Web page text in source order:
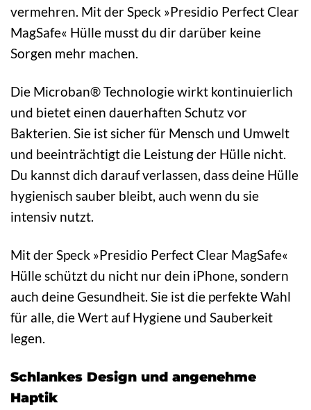
vermehren. Mit der Speck »Presidio Perfect Clear
MagSafe« Hülle musst du dir darüber keine
Sorgen mehr machen.
Die Microban® Technologie wirkt kontinuierlich
und bietet einen dauerhaften Schutz vor
Bakterien. Sie ist sicher für Mensch und Umwelt
und beeinträchtigt die Leistung der Hülle nicht.
Du kannst dich darauf verlassen, dass deine Hülle
hygienisch sauber bleibt, auch wenn du sie
intensiv nutzt.
Mit der Speck »Presidio Perfect Clear MagSafe«
Hülle schützt du nicht nur dein iPhone, sondern
auch deine Gesundheit. Sie ist die perfekte Wahl
für alle, die Wert auf Hygiene und Sauberkeit
legen.
Schlankes Design und angenehme
Haptik